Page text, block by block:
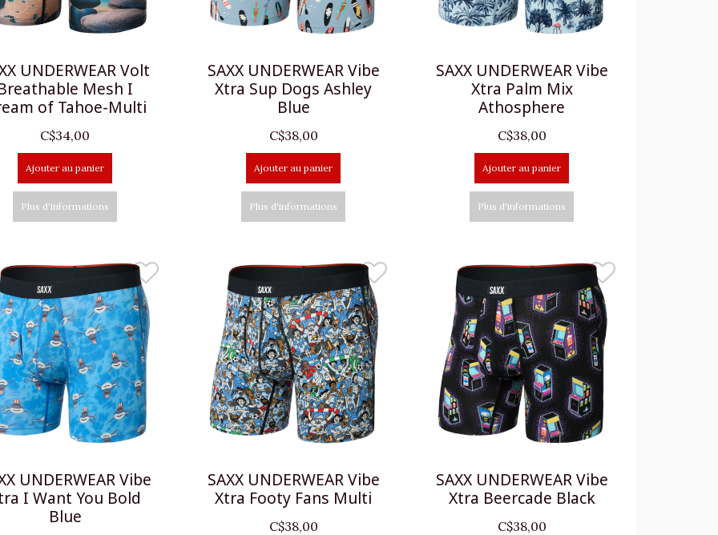
UNDERWEAR Volt
Mesh I
of Tahoe-Multi
C$34,00
Ajouter au panier
Plus d'informations
SAXX UNDERWEAR Vibe
Xtra Sup Dogs Ashley
Blue
C$38,00
Ajouter au panier
Plus d'informations
SAXX UNDERWEAR Vibe
Xtra Palm Mix
Athosphere
C$38,00
Ajouter au panier
Plus d'informations
UNDERWEAR Vibe
I Want You Bold
Blue
SAXX UNDERWEAR Vibe
Xtra Footy Fans Multi
C$38,00
SAXX UNDERWEAR Vibe
Xtra Beercade Black
C$38,00